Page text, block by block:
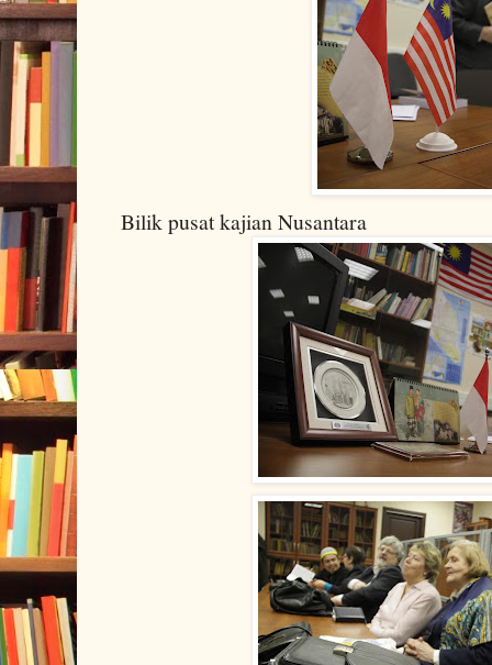
Bilik pusat kajian Nusantara